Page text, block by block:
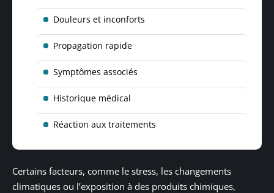
Douleurs et inconforts
Propagation rapide
Symptômes associés
Historique médical
Réaction aux traitements
Certains facteurs, comme le stress, les changements
climatiques ou l’exposition à des produits chimiques,